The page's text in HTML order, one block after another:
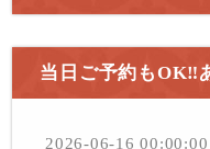
当日ご予約もOK‼
2026-06-16 00:00:00